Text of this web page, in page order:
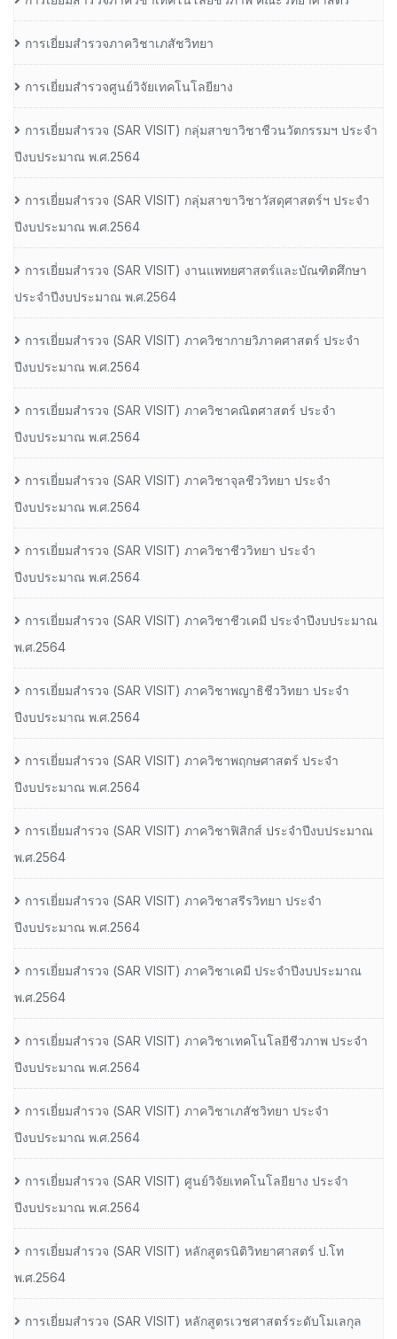
การเยี่ยมสำรวจภาควิชาเภสัชวิทยา
การเยี่ยมสำรวจศูนย์วิจัยเทคโนโลยียาง
การเยี่ยมสํารวจ (SAR VISIT) กลุ่มสาขาวิชาชีวนวัตกรรมฯ ประจํา
ปีงบประมาณ พ.ศ.2564
การเยี่ยมสํารวจ (SAR VISIT) กลุ่มสาขาวิชาวัสดุศาสตร์ฯ ประจํา
ปีงบประมาณ พ.ศ.2564
การเยี่ยมสํารวจ (SAR VISIT) งานแพทยศาสตร์และบัณฑิตศึกษา
ประจําปีงบประมาณ พ.ศ.2564
การเยี่ยมสํารวจ (SAR VISIT) ภาควิชากายวิภาคศาสตร์ ประจํา
ปีงบประมาณ พ.ศ.2564
การเยี่ยมสํารวจ (SAR VISIT) ภาควิชาคณิตศาสตร์ ประจํา
ปีงบประมาณ พ.ศ.2564
การเยี่ยมสํารวจ (SAR VISIT) ภาควิชาจุลชีววิทยา ประจํา
ปีงบประมาณ พ.ศ.2564
การเยี่ยมสํารวจ (SAR VISIT) ภาควิชาชีววิทยา ประจํา
ปีงบประมาณ พ.ศ.2564
การเยี่ยมสํารวจ (SAR VISIT) ภาควิชาชีวเคมี ประจําปีงบประมาณ
พ.ศ.2564
การเยี่ยมสํารวจ (SAR VISIT) ภาควิชาพญาธิชีววิทยา ประจํา
ปีงบประมาณ พ.ศ.2564
การเยี่ยมสํารวจ (SAR VISIT) ภาควิชาพฤกษศาสตร์ ประจํา
ปีงบประมาณ พ.ศ.2564
การเยี่ยมสํารวจ (SAR VISIT) ภาควิชาฟิสิกส์ ประจําปีงบประมาณ
พ.ศ.2564
การเยี่ยมสํารวจ (SAR VISIT) ภาควิชาสรีรวิทยา ประจํา
ปีงบประมาณ พ.ศ.2564
การเยี่ยมสํารวจ (SAR VISIT) ภาควิชาเคมี ประจําปีงบประมาณ
พ.ศ.2564
การเยี่ยมสํารวจ (SAR VISIT) ภาควิชาเทคโนโลยีชีวภาพ ประจํา
ปีงบประมาณ พ.ศ.2564
การเยี่ยมสํารวจ (SAR VISIT) ภาควิชาเภสัชวิทยา ประจํา
ปีงบประมาณ พ.ศ.2564
การเยี่ยมสํารวจ (SAR VISIT) ศูนย์วิจัยเทคโนโลยียาง ประจํา
ปีงบประมาณ พ.ศ.2564
การเยี่ยมสํารวจ (SAR VISIT) หลักสูตรนิติวิทยาศาสตร์ ป.โท
พ.ศ.2564
การเยี่ยมสํารวจ (SAR VISIT) หลักสูตรเวชศาสตร์ระดับโมเลกุล